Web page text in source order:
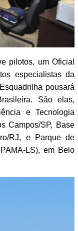
pilotos, um Oficial
especialistas da
pousará
São elas,
e Tecnologia
Campos/SP, Base
RJ, e Parque de
LS), em Belo